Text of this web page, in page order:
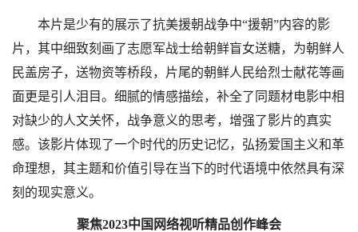
本片是少有的展示了抗美援朝战争中“援朝”内容的影
片，其中细致刻画了志愿军战士给朝鲜盲女送糖，为朝鲜人
民盖房子，送物资等桥段，片尾的朝鲜人民给烈士献花等画
面更是引人泪目。细腻的情感描绘，补全了同题材电影中相
对缺少的人文关怀，战争意义的思考，增强了影片的真实
感。该影片体现了一个时代的历史记忆，弘扬爱国主义和革
命理想，其主题和价值引导在当下的时代语境中依然具有深
刻的现实意义。
聚焦2023中国网络视听精品创作峰会